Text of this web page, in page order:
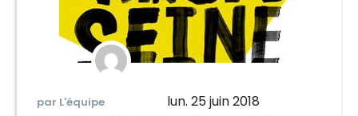
par L'équipe lun. 25 juin 2018